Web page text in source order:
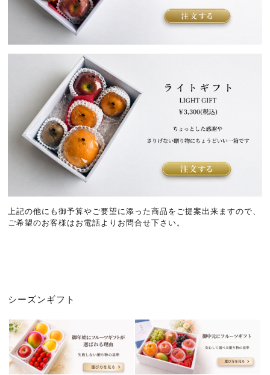
上記の他にも御予算やご要望に添った商品をご提案出来ますので、
ご希望のお客様はお電話よりお問合せ下さい。
シーズンギフト